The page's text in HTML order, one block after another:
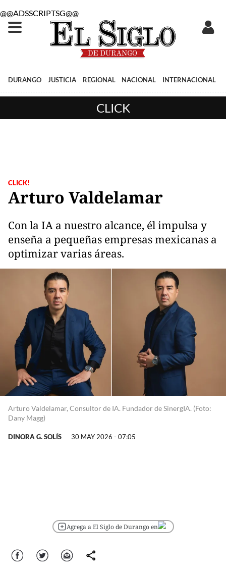
@@ADSSCRIPTSG@@
DURANGO JUSTICIA REGIONAL NACIONAL INTERNACIONAL
CLICK
CLICK!
Arturo Valdelamar
Con la IA a nuestro alcance, él impulsa y
enseña a pequeñas empresas mexicanas a
optimizar varias áreas.
Arturo Valdelamar, Consultor de IA. Fundador de SinergIA. (Foto:
Dany Magg)
DINORA G. SOLÍS 30 MAY 2026 - 07:05
Agrega a El Siglo de Durango en
Facebook Twitter Correo comparte